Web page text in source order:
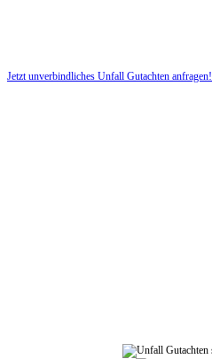
Jetzt unverbindliches Unfall Gutachten anfragen!